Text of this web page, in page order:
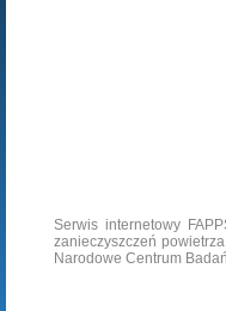
Serwis internetowy
zanieczyszczeń
Narodowe Centrum